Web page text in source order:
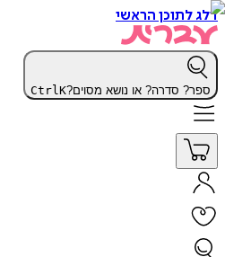
דלג לתוכן הראשי
ספר? סדרה? או נושא מסוים? CtrlK